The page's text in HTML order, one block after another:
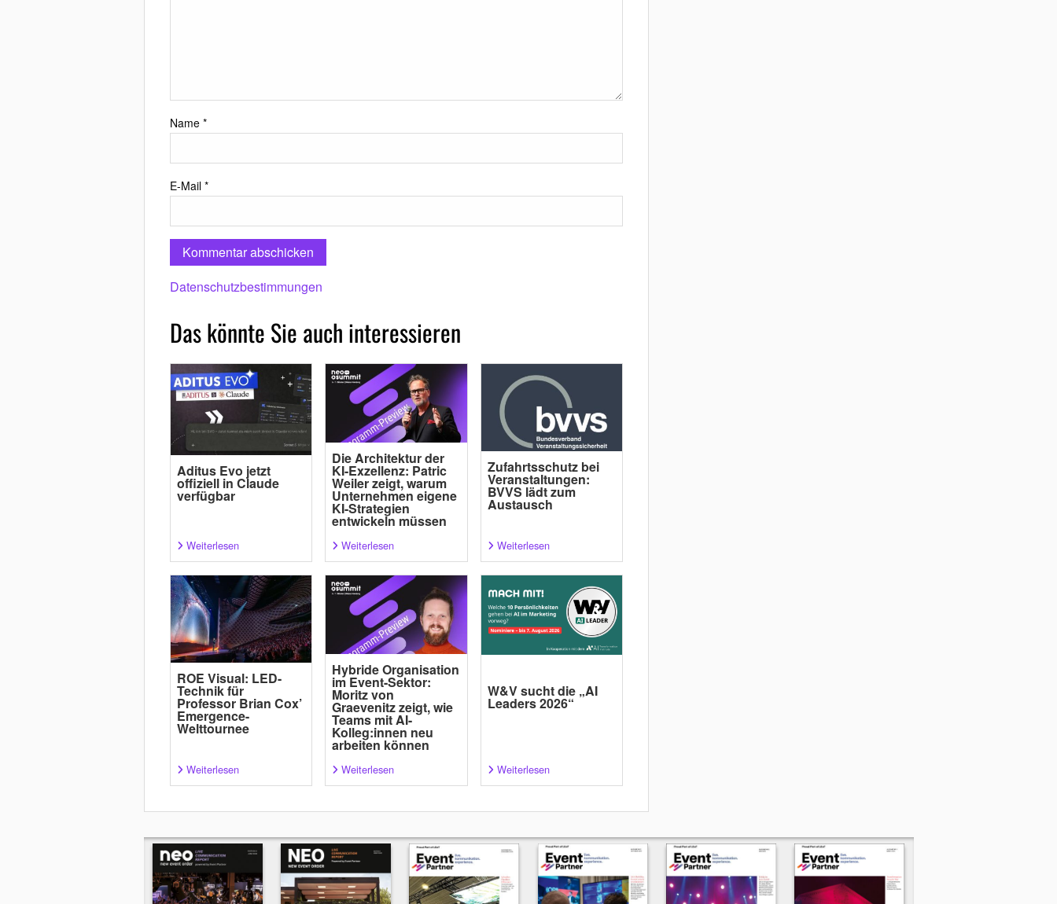
Name *
E-Mail *
Datenschutzbestimmungen
Das könnte Sie auch interessieren
Aditus Evo jetzt
offiziell in Claude
verfügbar
Weiterlesen
Die Architektur der
KI-Exzellenz: Patric
Weiler zeigt, warum
Unternehmen eigene
KI-Strategien
entwickeln müssen
Weiterlesen
Zufahrtsschutz bei
Veranstaltungen:
BVVS lädt zum
Austausch
Weiterlesen
ROE Visual: LED-
Technik für
Professor Brian Cox’
Emergence-
Welttournee
Weiterlesen
Hybride Organisation
im Event-Sektor:
Moritz von
Graevenitz zeigt, wie
Teams mit AI-
Kolleg:innen neu
arbeiten können
Weiterlesen
W&V sucht die „AI
Leaders 2026“
Weiterlesen